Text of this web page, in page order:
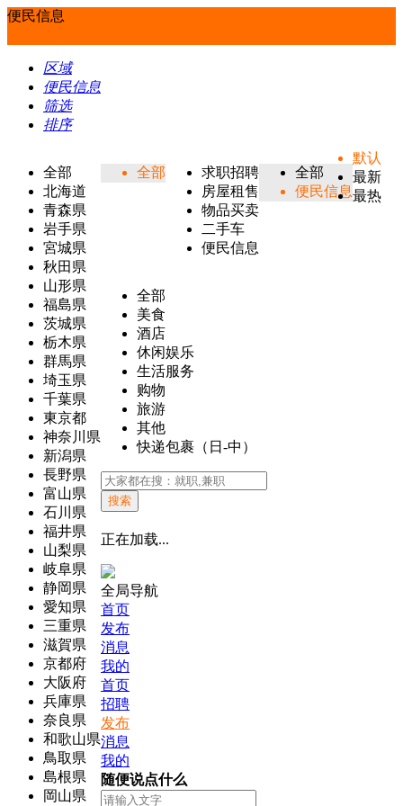
便民信息
区域
便民信息
筛选
排序
全部
北海道
青森県
岩手県
宮城県
秋田県
山形県
福島県
茨城県
栃木県
群馬県
埼玉県
千葉県
東京都
神奈川県
新潟県
長野県
富山県
石川県
福井県
山梨県
岐阜県
静岡県
愛知県
三重県
滋賀県
京都府
大阪府
兵庫県
奈良県
和歌山県
鳥取県
島根県
岡山県
全部
求职招聘
房屋租售
物品买卖
二手车
便民信息
全部
便民信息
全部
美食
酒店
休闲娱乐
生活服务
购物
旅游
其他
快递包裹（日-中）
默认
最新
最热
搜索
正在加载...
全局导航
首页
发布
消息
我的
首页
招聘
发布
消息
我的
随便说点什么